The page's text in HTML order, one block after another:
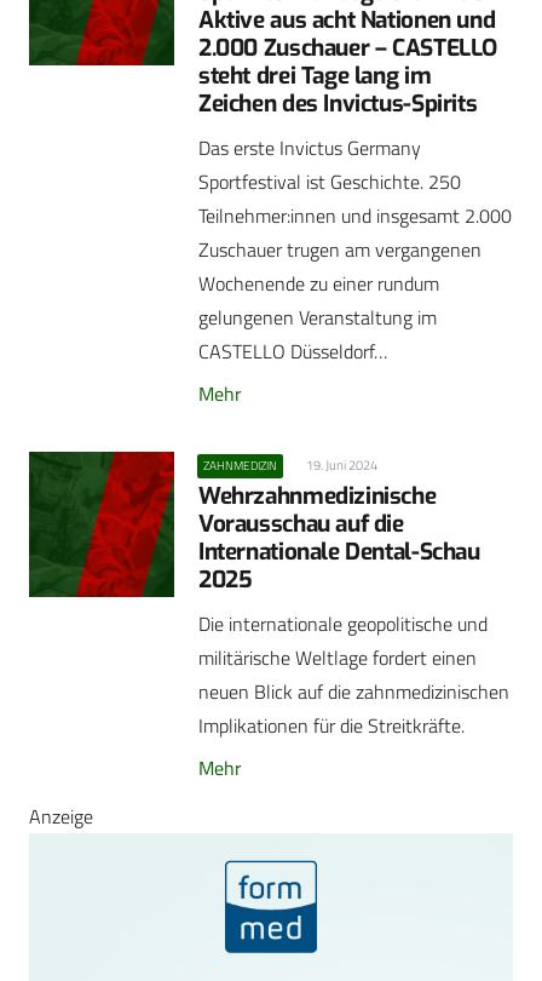
Aktive aus acht Nationen und
2.000 Zuschauer – CASTELLO
steht drei Tage lang im
Zeichen des Invictus-Spirits
Das erste Invictus Germany
Sportfestival ist Geschichte. 250
Teilnehmer:innen und insgesamt 2.000
Zuschauer trugen am vergangenen
Wochenende zu einer rundum
gelungenen Veranstaltung im
CASTELLO Düsseldorf…
Mehr
ZAHNMEDIZIN 19. Juni 2024
Wehrzahnmedizinische
Vorausschau auf die
Internationale Dental-Schau
2025
Die internationale geopolitische und
militärische Weltlage fordert einen
neuen Blick auf die zahnmedizinischen
Implikationen für die Streitkräfte.
Mehr
Anzeige